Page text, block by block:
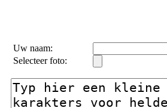
Uw naam:
Selecteer foto: